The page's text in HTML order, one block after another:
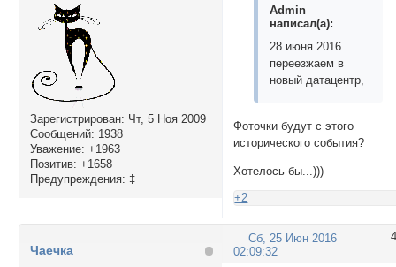
Зарегистрирован: Чт, 5 Ноя 2009
Сообщений: 1938
Уважение: +1963
Позитив: +1658
Предупреждения: ‡
Admin
написал(а):
28 июня 2016
переезжаем в
новый датацентр,
Фоточки будут с этого
исторического события?
Хотелось бы...)))
+2
4
Сб, 25 Июн 2016
02:09:32
Чаечка